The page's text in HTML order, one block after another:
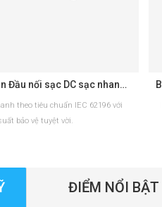
Nhà máy bán buôn Đầu nối sạc DC sạc nhanh CCS2 EV
theo tiêu chuẩn IEC 62196 với
bảo vệ tuyệt vời.
ĐỌC THÊM ĐIỂM NỔI BẬT